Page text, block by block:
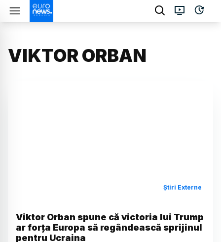
VIKTOR ORBAN
Știri Externe
Viktor Orban spune că victoria lui Trump
ar forța Europa să regândească sprijinul
pentru Ucraina